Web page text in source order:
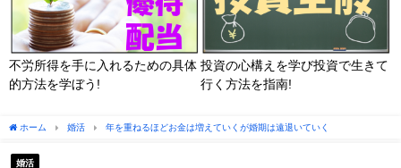
不労所得を手に入れるための具体
的方法を学ぼう!
投資の心構えを学び投資で生きて
行く方法を指南!
ホーム 婚活 年を重ねるほどお金は増えていくが婚期は遠退いていく
婚活